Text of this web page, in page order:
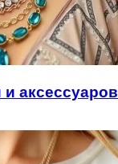
аксессуаров